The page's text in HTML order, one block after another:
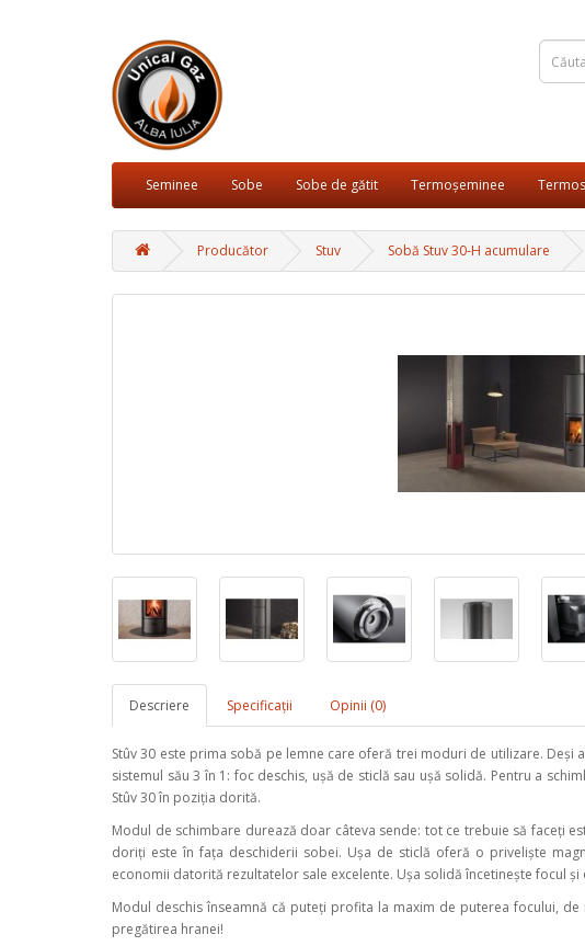
Seminee Sobe Sobe de gătit Termoșeminee
Producător Stuv Sobă Stuv 30-H acumulare
Descriere Specificaţii Opinii (0)
Stûv 30 este prima sobă pe lemne care oferă trei moduri de utilizare. Deși
sistemul său 3 în 1: foc deschis, ușă de sticlă sau ușă solidă. Pentru a
Stûv 30 în poziția dorită.
Modul de schimbare durează doar câteva sende: tot ce trebuie să faceți
doriți este în fața deschiderii sobei. Ușa de sticlă oferă o priveliște
economii datorită rezultatelor sale excelente. Ușa solidă încetinește focul
Modul deschis înseamnă că puteți profita la maxim de puterea focului,
pregătirea hranei!